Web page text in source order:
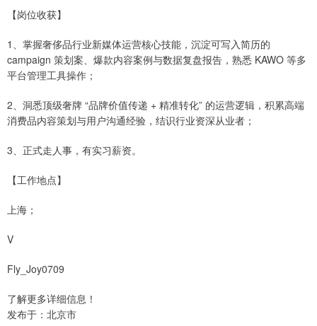
【岗位收获】
1、掌握奢侈品行业新媒体运营核心技能，沉淀可写入简历的
campaign 策划案、爆款内容案例与数据复盘报告，熟悉 KAWO 等多
平台管理工具操作；
2、洞悉顶级奢牌 “品牌价值传递 + 精准转化” 的运营逻辑，积累高端
消费品内容策划与用户沟通经验，结识行业资深从业者；
3、正式走人事，有实习薪资。
【工作地点】
上海；
V
Fly_Joy0709
了解更多详细信息！
发布于：北京市